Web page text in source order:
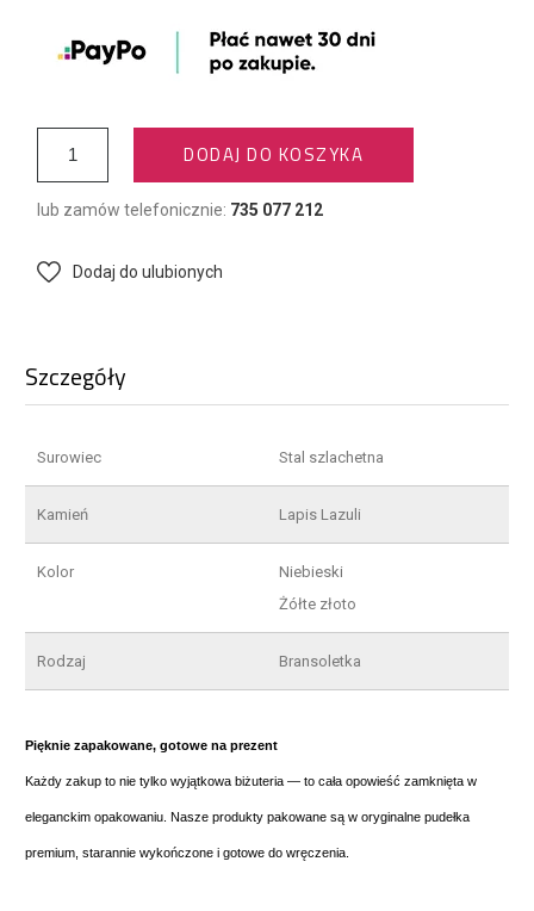
DODAJ DO KOSZYKA
lub zamów telefonicznie: 735 077 212
Dodaj do ulubionych
Szczegóły
Surowiec Stal szlachetna
Kamień Lapis Lazuli
Kolor
Niebieski
Żółte złoto
Rodzaj Bransoletka
Pięknie zapakowane, gotowe na prezent
Każdy zakup to nie tylko wyjątkowa biżuteria — to cała opowieść zamknięta w
eleganckim opakowaniu. Nasze produkty pakowane są w oryginalne pudełka
premium, starannie wykończone i gotowe do wręczenia.